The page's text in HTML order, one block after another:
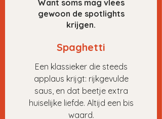
Want soms mag vlees
gewoon de spotlights
krijgen.
Spaghetti
Een klassieker die steeds
applaus krijgt: rijkgevulde
saus, en dat beetje extra
huiselijke liefde. Altijd een bis
waard.